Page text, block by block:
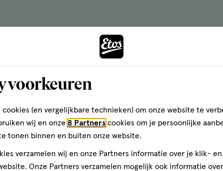
lunch bij een kater
om te kiezen voor een voedzame combinatie
vette hap, zoals pizza of chips. Toch is het beter
zoals volkorenbrood, een volkoren wrap of
Denk bijvoorbeeld aan mager vlees, vis, ei, of een
Vul je maaltijd aan met groenten voor vitaminen,
zoals avocado, olijfolie of noten. Let er ook bij je
voorkeuren
cookies (en vergelijkbare technieken) om onze website te
wij en onze 8 Partners cookies om je persoonlijke
tonen binnen en buiten onze website.
verzamelen wij en onze Partners informatie over je klik-
Onze Partners verzamelen mogelijk ook informatie